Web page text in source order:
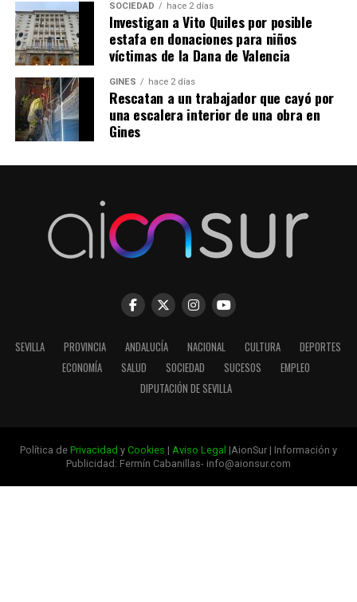
SOCIEDAD hace 2 días
Investigan a Vito Quiles por posible
estafa en donaciones para niños
víctimas de la Dana de Valencia
GINES hace 2 días
Rescatan a un trabajador que cayó por
una escalera interior de una obra en
Gines
SEVILLA PROVINCIA ANDALUCÍA NACIONAL CULTURA
DEPORTES
ECONOMÍA
SALUD SOCIEDAD SUCESOS
EMPLEO
DIPUTACIÓN DE SEVILLA
Política de Privacidad y Cookies | Aviso Legal |AionSur | Información y
Publicidad: Fermín Cabanillas- info@aionsur.com